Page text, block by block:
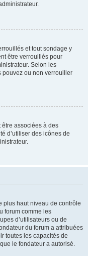
et tout sondage y
être verrouillés pour
Selon les
pouvez ou non verrouiller
associées à des
d’utiliser des icônes de
plus haut niveau de contrôle
forum comme les
d’utilisateurs ou de
du forum a attribuées
toutes les capacités de
le fondateur a autorisé.